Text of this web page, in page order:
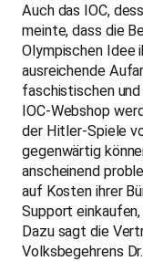
Auch das IOC,
meinte, dass die
Olympischen Idee
ausreichende
faschistischen
IOC-Webshop
der Hitler-Spiele
gegenwärtig
anscheinend
auf Kosten ihrer
Support
Dazu sagt die
Volksbegehrens